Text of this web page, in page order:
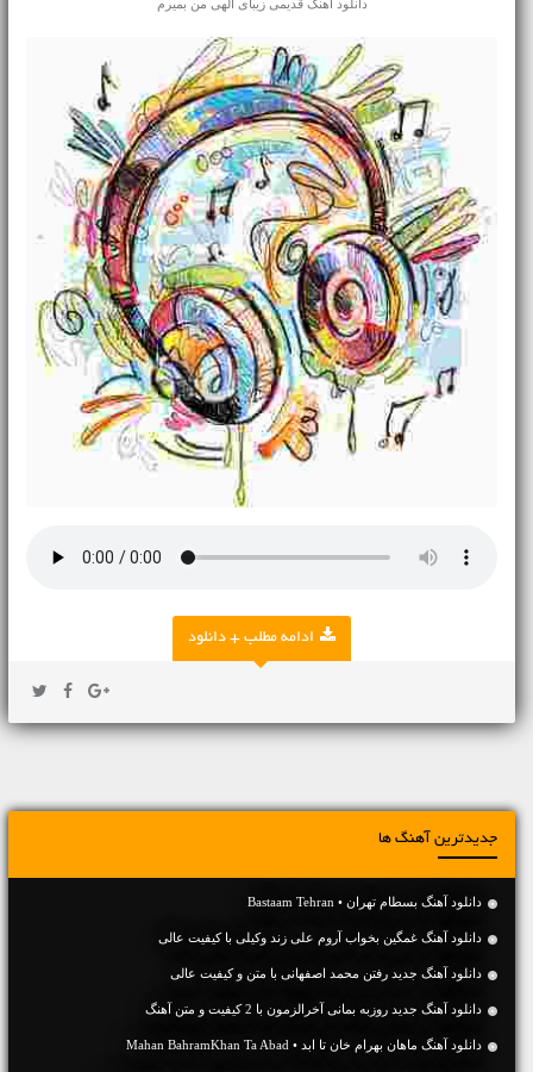
دانلود آهنگ قدیمی زیبای الهی من بمیرم
ادامه مطلب + دانلود
جدیدترین آهنگ ها
دانلود آهنگ بسطام تهران • Bastaam Tehran
دانلود آهنگ غمگین بخواب آروم علی زند وکیلی با کیفیت عالی
دانلود آهنگ جديد رفتن محمد اصفهانی با متن و کیفیت عالی
دانلود آهنگ جديد روزبه بمانی آخرالزمون با 2 کیفیت و متن آهنگ
دانلود آهنگ ماهان بهرام خان تا ابد • Mahan BahramKhan Ta Abad